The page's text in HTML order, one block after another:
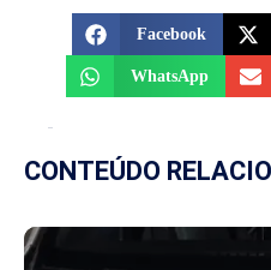
Facebook
WhatsApp
CONTEÚDO